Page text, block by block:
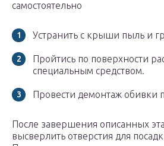
самостоятельно
Устранить с крыши пыль и
Пройтись по поверхности
специальным средством.
Провести демонтаж обивки
После завершения описанных
высверлить отверстия для